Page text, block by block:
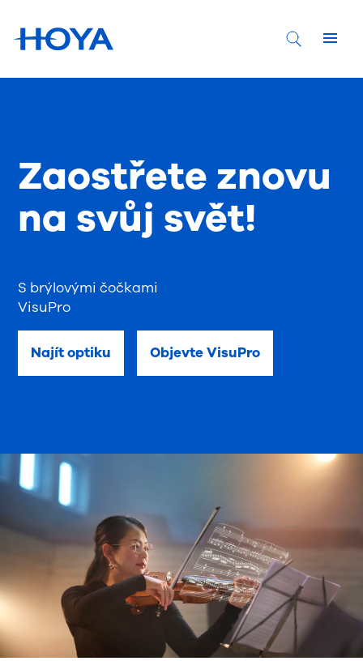
S brýlovými čočkami
VisuPro
Zaostřete znovu
na svůj svět!
Najít optiku Objevte VisuPro